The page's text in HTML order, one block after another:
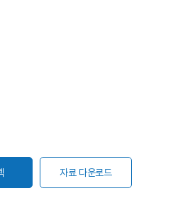
자료 다운로드